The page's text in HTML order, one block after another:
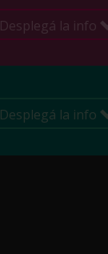
Desplegá la info
Desplegá la info